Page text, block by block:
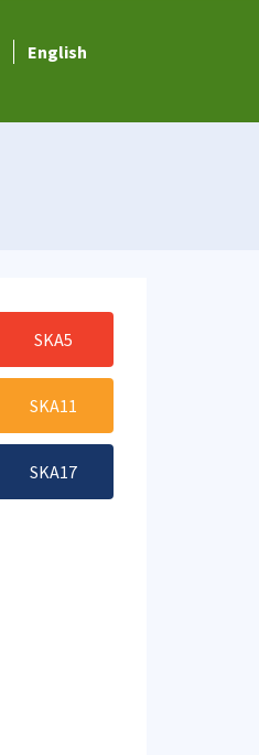
English
SKA5
SKA11
SKA17